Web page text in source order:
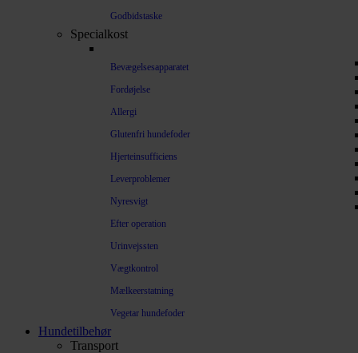
Godbidstaske
Specialkost
Bevægelsesapparatet
Fordøjelse
Allergi
Glutenfri hundefoder
Hjerteinsufficiens
Leverproblemer
Nyresvigt
Efter operation
Urinvejssten
Vægtkontrol
Mælkeerstatning
Vegetar hundefoder
Hundetilbehør
Transport